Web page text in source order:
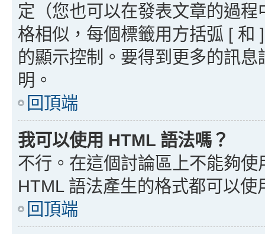
定（您也可以在發表文章的過
格相似，每個標籤用方括弧 [ 和
的顯示控制。要得到更多的訊
明。
回頂端
我可以使用 HTML 語法嗎？
不行。在這個討論區上不能夠
HTML 語法產生的格式都可以
回頂端